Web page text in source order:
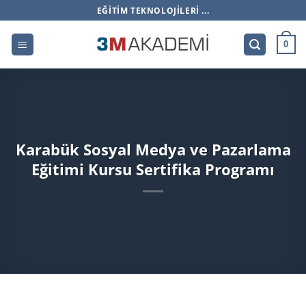
atla
EĞITIM TEKNOLOJILERI ...
0
Karabük Sosyal Medya ve Pazarlama
Eğitimi Kursu Sertifika Programı